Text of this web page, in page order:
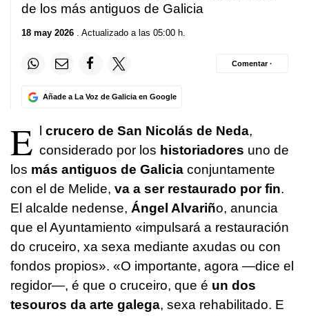
de los más antiguos de Galicia
18 may 2026 . Actualizado a las 05:00 h.
Añade a La Voz de Galicia en Google
Comentar ·
E crucero de San Nicolás de Neda,
considerado por los historiadores uno de
los más antiguos de Galicia conjuntamente
con el de Melide, va a ser restaurado por fin.
El alcalde nedense, Ángel Alvariño, anuncia
que el Ayuntamiento «impulsará a restauración
do cruceiro, xa sexa mediante axudas ou con
fondos propios». «O importante, agora —dice el
regidor—, é que o cruceiro, que é un dos
tesouros da arte galega, sexa rehabilitado. E